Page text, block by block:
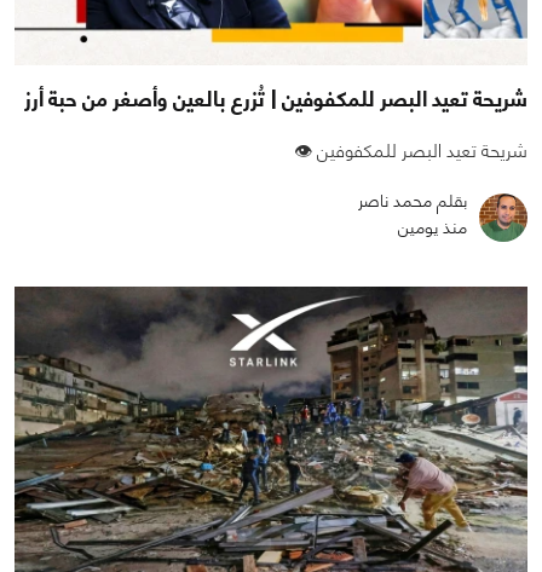
شريحة تعيد البصر للمكفوفين | تُزرع بالعين وأصغر من حبة أرز
شريحة تعيد البصر للمكفوفين 👁️
بقلم محمد ناصر
منذ يومين